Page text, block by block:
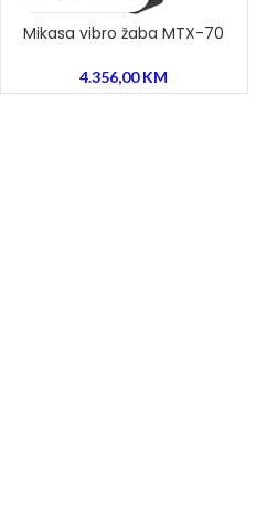
Mikasa vibro žaba MTX-70
4.356,00KM